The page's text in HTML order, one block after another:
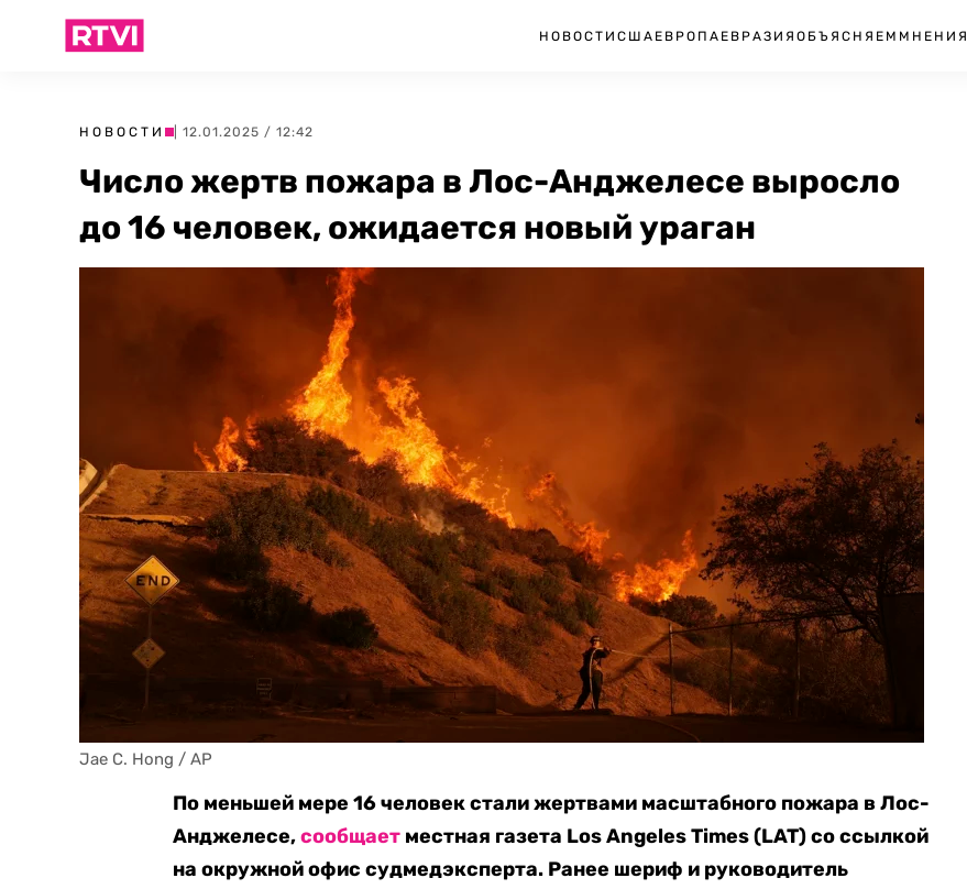
НОВОСТИ США ЕВРОПА ЕВРАЗИЯ ОБЪЯСНЯЕМ МНЕНИЯ
НОВОСТИ | 12.01.2025 / 12:42
Число жертв пожара в Лос-Анджелесе выросло
до 16 человек, ожидается новый ураган
Jae C. Hong / AP
По меньшей мере 16 человек стали жертвами масштабного пожара в Лос-
Анджелесе,сообщает местная газета Los Angeles Times (LAT) со ссылкой
на окружной офис судмедэксперта. Ранее шериф и руководитель